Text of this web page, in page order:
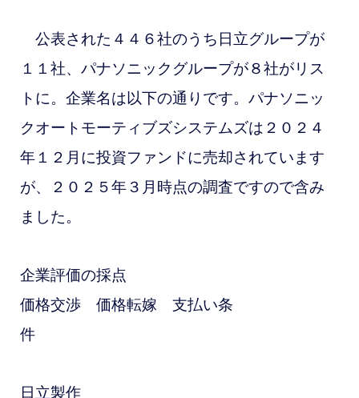
公表された４４６社のうち日立グループが
１１社、パナソニックグループが８社がリス
トに。企業名は以下の通りです。パナソニッ
クオートモーティブズシステムズは２０２４
年１２月に投資ファンドに売却されています
が、２０２５年３月時点の調査ですので含み
ました。
企業評価の採点
価格交渉 価格転嫁 支払い条
件
日立製作